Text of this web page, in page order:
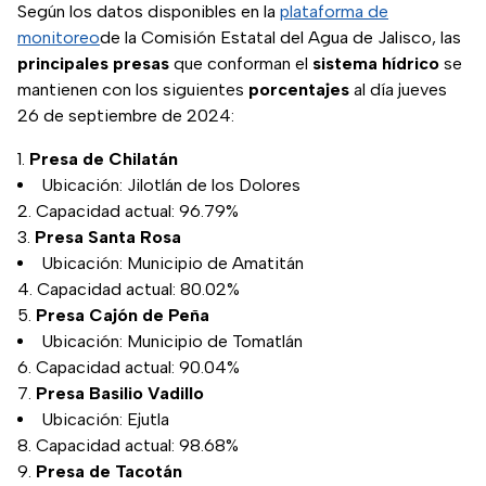
Según los datos disponibles en la plataforma de
monitoreode la Comisión Estatal del Agua de Jalisco, las
principales presas que conforman el sistema hídrico se
mantienen con los siguientes porcentajes al día jueves
26 de septiembre de 2024:
Presa de Chilatán
Ubicación: Jilotlán de los Dolores
Capacidad actual: 96.79%
Presa Santa Rosa
Ubicación: Municipio de Amatitán
Capacidad actual: 80.02%
Presa Cajón de Peña
Ubicación: Municipio de Tomatlán
Capacidad actual: 90.04%
Presa Basilio Vadillo
Ubicación: Ejutla
Capacidad actual: 98.68%
Presa de Tacotán